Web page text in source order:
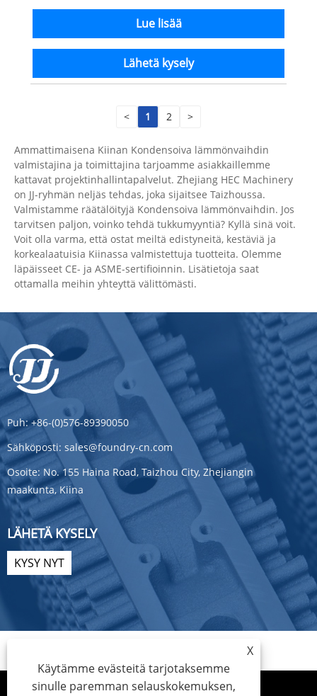
Lue lisää
Lähetä kysely
< 1 2 >
Ammattimaisena Kiinan Kondensoiva lämmönvaihdin
valmistajina ja toimittajina tarjoamme asiakkaillemme
kattavat projektinhallintapalvelut. Zhejiang HEC Machinery
on JJ-ryhmän neljäs tehdas, joka sijaitsee Taizhoussa.
Valmistamme räätälöityjä Kondensoiva lämmönvaihdin. Jos
tarvitsen paljon, voinko tehdä tukkumyyntiä? Kyllä sinä voit.
Voit olla varma, että ostat meiltä edistyneitä, kestäviä ja
korkealaatuisia Kiinassa valmistettuja tuotteita. Olemme
läpäisseet CE- ja ASME-sertifioinnin. Lisätietoja saat
ottamalla meihin yhteyttä välittömästi.
Puh: +86-(0)576-89390050
Sähköposti: sales@foundry-cn.com
Osoite: No. 155 Haina Road, Taizhou City, Zhejiangin
maakunta, Kiina
LÄHETÄ KYSELY
KYSY NYT
X
Käytämme evästeitä tarjotaksemme
sinulle paremman selauskokemuksen,